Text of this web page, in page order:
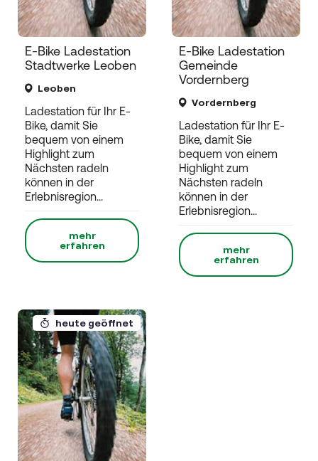
E-Bike Ladestation
Stadtwerke Leoben
Leoben
Ladestation für Ihr E-
Bike, damit Sie
bequem von einem
Highlight zum
Nächsten radeln
können in der
Erlebnisregion...
mehr
erfahren
E-Bike Ladestation
Gemeinde
Vordernberg
Vordernberg
Ladestation für Ihr E-
Bike, damit Sie
bequem von einem
Highlight zum
Nächsten radeln
können in der
Erlebnisregion...
mehr
erfahren
heute geöffnet